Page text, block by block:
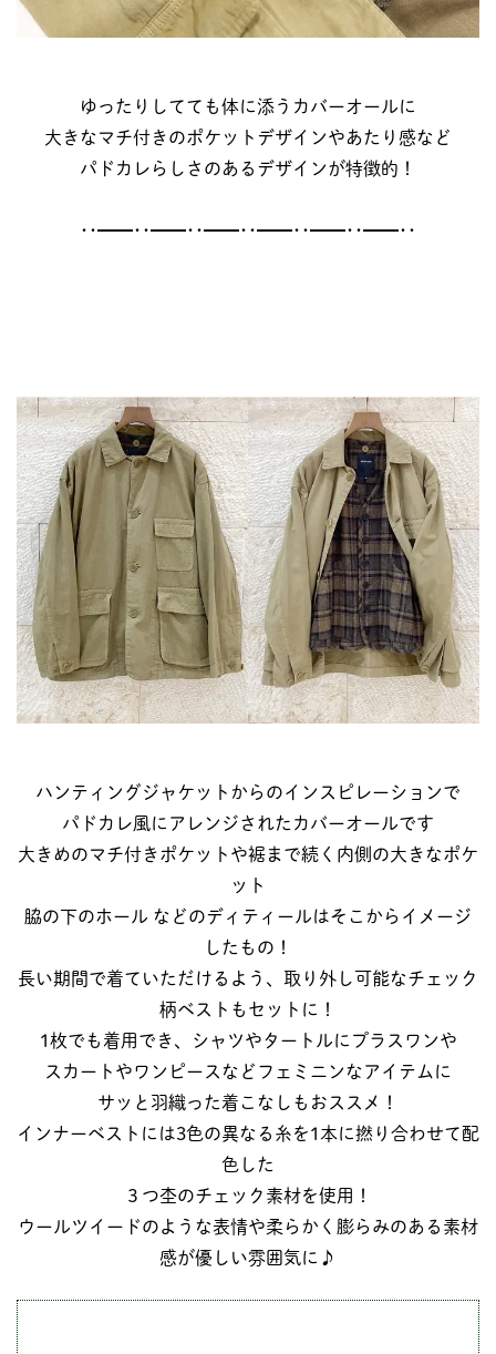
ゆったりしてても体に添うカバーオールに
大きなマチ付きのポケットデザインやあたり感など
パドカレらしさのあるデザインが特徴的！
･･━━･･━━･･━━･･━━･･━━･･━━･･
ハンティングジャケットからのインスピレーションで
パドカレ風にアレンジされたカバーオールです
大きめのマチ付きポケットや裾まで続く内側の大きなポケ
ット
脇の下のホール などのディティールはそこからイメージ
したもの！
長い期間で着ていただけるよう、取り外し可能なチェック
柄ベストもセットに！
1枚でも着用でき、シャツやタートルにプラスワンや
スカートやワンピースなどフェミニンなアイテムに
サッと羽織った着こなしもおススメ！
インナーベストには3色の異なる糸を1本に撚り合わせて配
色した
３つ杢のチェック素材を使用！
ウールツイードのような表情や柔らかく膨らみのある素材
感が優しい雰囲気に♪